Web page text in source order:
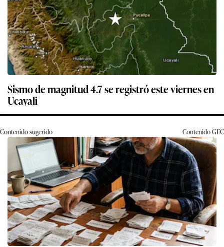
Sismo de magnitud 4.7 se registró este viernes en
Ucayali
Contenido sugerido ContenidoGEC